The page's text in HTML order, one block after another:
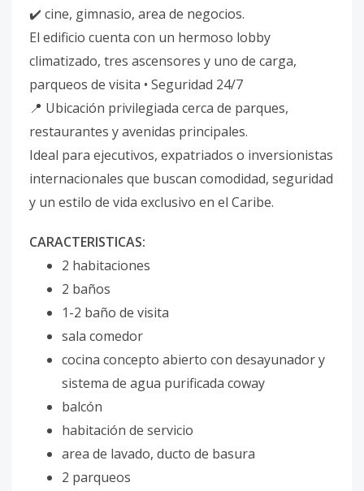
✔️ cine, gimnasio, area de negocios.
El edificio cuenta con un hermoso lobby
climatizado, tres ascensores y uno de carga,
parqueos de visita • Seguridad 24/7
📍 Ubicación privilegiada cerca de parques,
restaurantes y avenidas principales.
Ideal para ejecutivos, expatriados o inversionistas
internacionales que buscan comodidad, seguridad
y un estilo de vida exclusivo en el Caribe.
CARACTERISTICAS:
2 habitaciones
2 baños
1-2 baño de visita
sala comedor
cocina concepto abierto con desayunador y
sistema de agua purificada coway
balcón
habitación de servicio
area de lavado, ducto de basura
2 parqueos